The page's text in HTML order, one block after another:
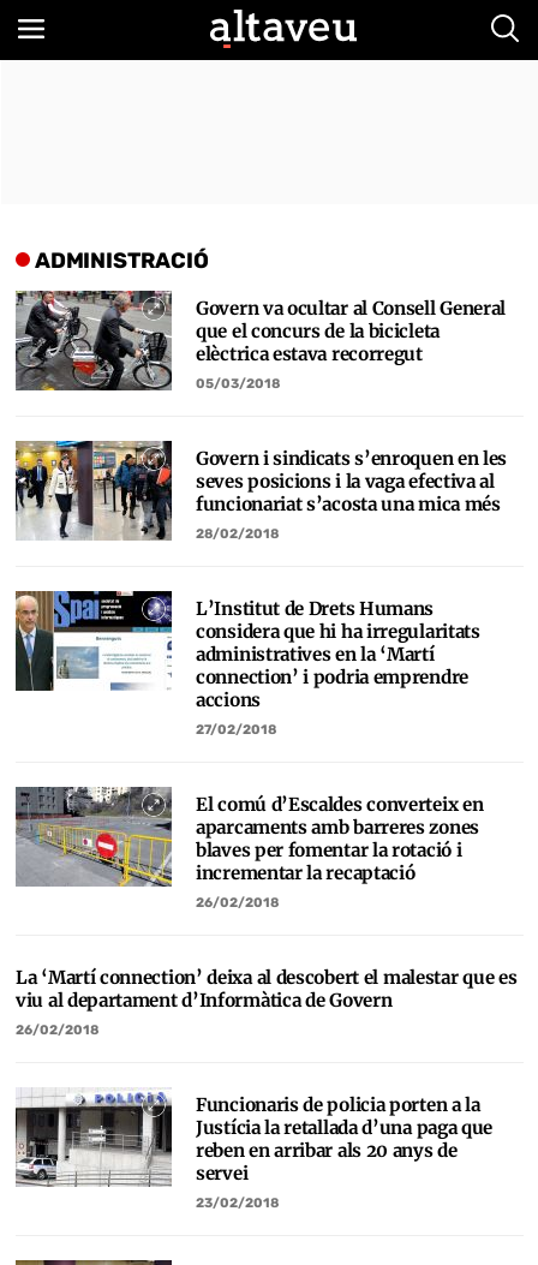
ADMINISTRACIÓ
Govern va ocultar al Consell General
que el concurs de la bicicleta
elèctrica estava recorregut
05/03/2018
Govern i sindicats s’enroquen en les
seves posicions i la vaga efectiva al
funcionariat s’acosta una mica més
28/02/2018
L’Institut de Drets Humans
considera que hi ha irregularitats
administratives en la ‘Martí
connection’ i podria emprendre
accions
27/02/2018
El comú d’Escaldes converteix en
aparcaments amb barreres zones
blaves per fomentar la rotació i
incrementar la recaptació
26/02/2018
La ‘Martí connection’ deixa al descobert el malestar que es
viu al departament d’Informàtica de Govern
26/02/2018
Funcionaris de policia porten a la
Justícia la retallada d’una paga que
reben en arribar als 20 anys de
servei
23/02/2018